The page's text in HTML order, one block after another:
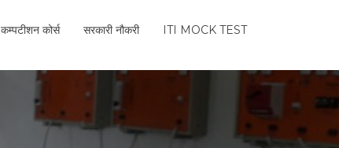
कम्पटीशन कोर्स सरकारी नौकरी ITI MOCK TEST